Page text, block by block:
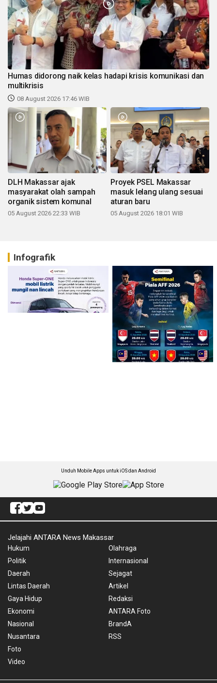
Humas didorong naik kelas hadapi krisis komunikasi dan
multikrisis
08 August 2026 17:46 WIB
DLH Makassar ajak
masyarakat olah sampah
organik sistem komunal
05 August 2026 22:33 WIB
Proyek PSEL Makassar
masuk lelang ulang sesuai
aturan baru
05 August 2026 18:01 WIB
Infografik
Unduh Mobile Apps untuk iOS dan Android
Jelajahi ANTARA News Makassar
Hukum
Politik
Daerah
Lintas Daerah
Gaya Hidup
Ekonomi
Nasional
Nusantara
Foto
Video
Olahraga
Internasional
Sejagat
Artikel
Redaksi
ANTARA Foto
BrandA
RSS